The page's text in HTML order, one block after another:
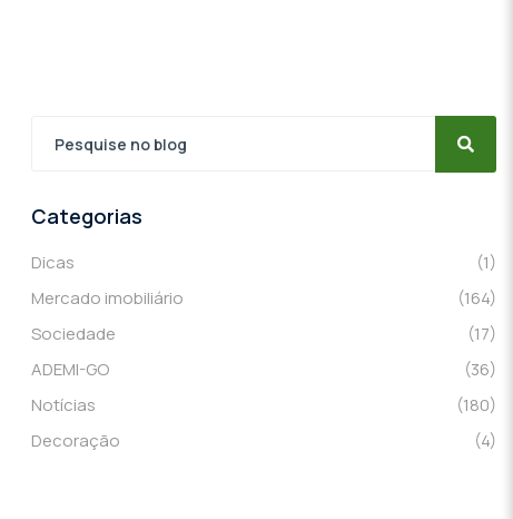
Categorias
Dicas
(1)
Mercado imobiliário
(164)
Sociedade
(17)
ADEMI-GO
(36)
Notícias
(180)
Decoração
(4)